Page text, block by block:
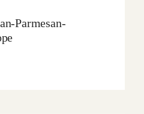
Parmesan-